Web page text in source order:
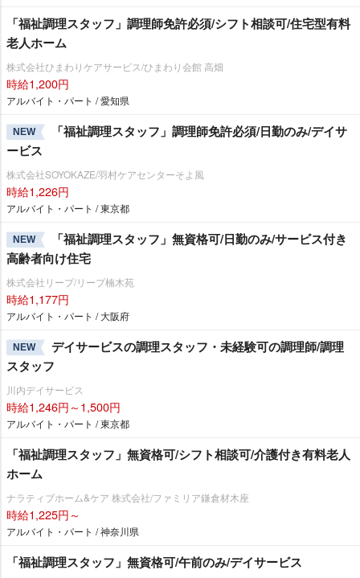
「福祉調理スタッフ」調理師免許必須/シフト相談可/住宅型有料
老人ホーム
株式会社ひまわりケアサービス/ひまわり会館 高畑
時給1,200円
アルバイト・パート / 愛知県
NEW
「福祉調理スタッフ」調理師免許必須/日勤のみ/デイサ
ービス
株式会社SOYOKAZE/羽村ケアセンターそよ風
時給1,226円
アルバイト・パート / 東京都
NEW
「福祉調理スタッフ」無資格可/日勤のみ/サービス付き
高齢者向け住宅
株式会社リープ/リープ楠木苑
時給1,177円
アルバイト・パート / 大阪府
NEW
デイサービスの調理スタッフ・未経験可の調理師/調理
スタッフ
川内デイサービス
時給1,246円～1,500円
アルバイト・パート / 東京都
「福祉調理スタッフ」無資格可/シフト相談可/介護付き有料老人
ホーム
ナラティブホーム&ケア 株式会社/ファミリア鎌倉材木座
時給1,225円～
アルバイト・パート / 神奈川県
「福祉調理スタッフ」無資格可/午前のみ/デイサービス